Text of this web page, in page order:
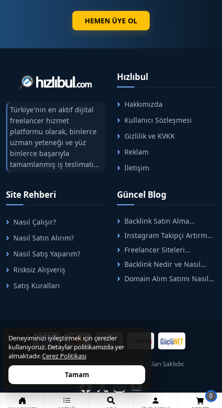
HEMEN ÜYE OL
Türkiye'nin en aktif dijital
freelancer hizmet
platformu olarak, binlerce
uzman yeteneği ve yüz
binlerce başarıyla
tamamlanmış iş teslimatını
tek çatıda buluşturuyoruz.
arasındaki süreci risksiz
alışveriş sistemi ile koruyan
ticaretin güvenli
Hızlıbul
Hakkımızda
Kullanıcı Sözleşmesi
Gizlilik ve KVKK
Reklam
İletişim
Site Rehberi
Nasıl Çalışır?
Nasıl Satın Alırım?
Nasıl Satış Yaparım?
Risksiz Alışveriş
Satış Kuralları
Güncel Blog
Backlink Satın Alma
Rehberi: Güvenli SEO İçin
Doğru Adımlar
Instagram Takipçi Artırma
Yöntemleri: Organik Büyüme
Rehberi
Freelancer Siteleri
Arasında Doğru Seçim Nasıl
Yapılır
Backlink Nedir ve Nasıl
Alınır? Etkili Yöntemler
Domain Alım Satımı Nasıl
© 2015-2026Hizlibul.com— Tüm Hakları Saklıdır.
0
Deneyiminizi iyileştirmek için çerezler
kullanıyoruz. Detaylar politikamızda yer
almaktadır.Çerez Politikası
Tamam